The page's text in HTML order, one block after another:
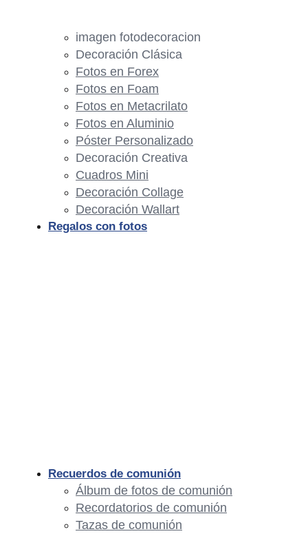
imagen fotodecoracion
Decoración Clásica
Fotos en Forex
Fotos en Foam
Fotos en Metacrilato
Fotos en Aluminio
Póster Personalizado
Decoración Creativa
Cuadros Mini
Decoración Collage
Decoración Wallart
Regalos con fotos
Recuerdos de comunión
Álbum de fotos de comunión
Recordatorios de comunión
Tazas de comunión